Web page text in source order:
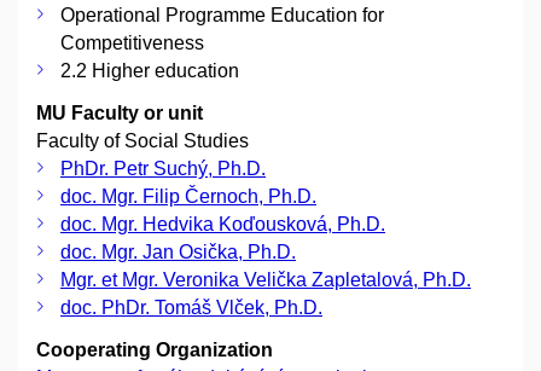
Operational Programme Education for
Competitiveness
2.2 Higher education
MU Faculty or unit
Faculty of Social Studies
PhDr. Petr Suchý, Ph.D.
doc. Mgr. Filip Černoch, Ph.D.
doc. Mgr. Hedvika Koďousková, Ph.D.
doc. Mgr. Jan Osička, Ph.D.
Mgr. et Mgr. Veronika Velička Zapletalová, Ph.D.
doc. PhDr. Tomáš Vlček, Ph.D.
Cooperating Organization